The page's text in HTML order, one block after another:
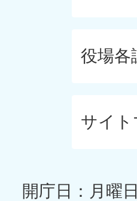
役場各
サイ
開庁日：月曜